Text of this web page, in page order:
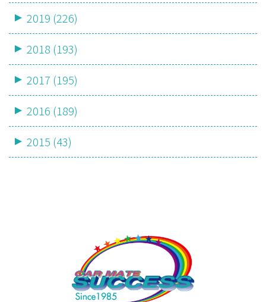
2019 (226)
2018 (193)
2017 (195)
2016 (189)
2015 (43)